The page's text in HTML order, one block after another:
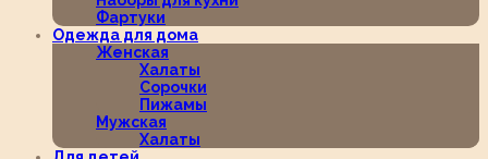
Фартуки
Одежда для дома
Женская
Халаты
Сорочки
Пижамы
Мужская
Халаты